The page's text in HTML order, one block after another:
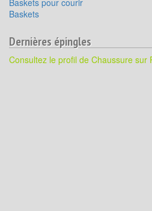
Baskets pour courir
Baskets
Dernières épingles
Consultez le profil de Chaussure sur